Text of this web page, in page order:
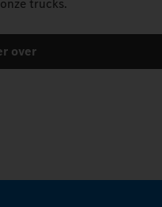
trucks.
over